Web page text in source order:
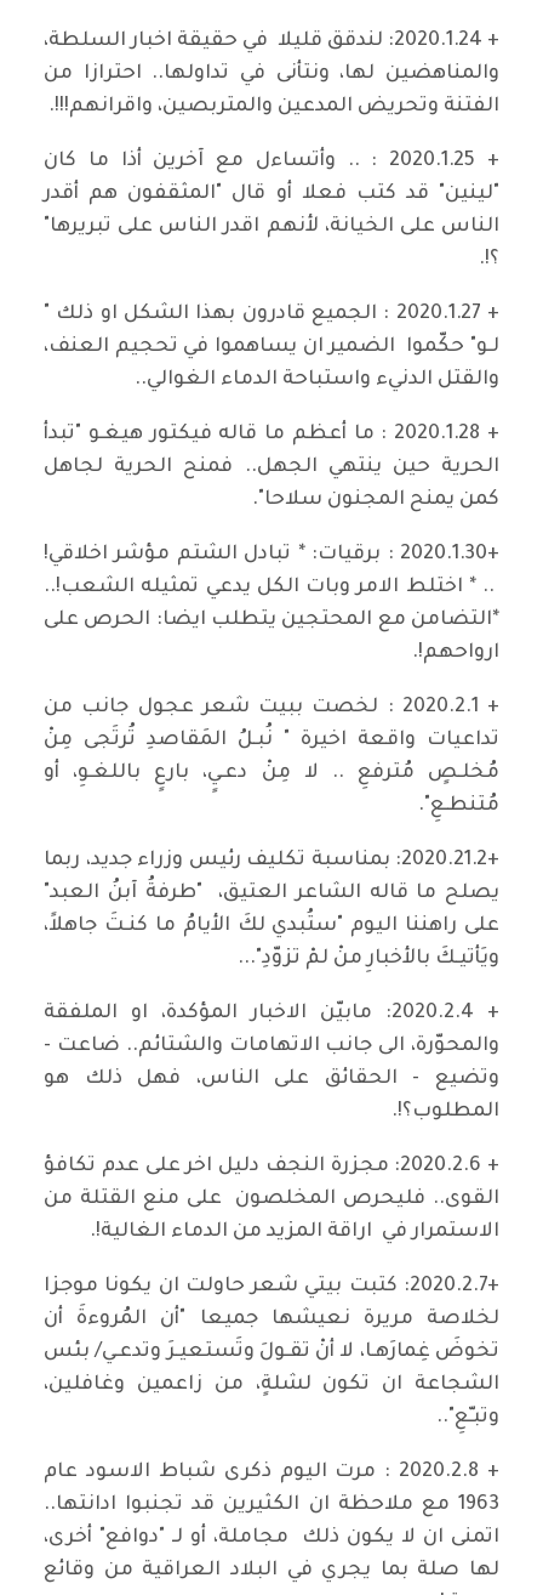
+ 2020.1.24: لندقق قليلا في حقيقة اخبار السلطة،
والمناهضين لها، ونتأنى في تداولها.. احترازا من
الفتنة وتحريض المدعين والمتربصين، واقرانهم!!!.
+ 2020.1.25 : .. وأتساءل مع آخرين أذا ما كان
"لينين" قد كتب فعلا أو قال "المثقفون هم أقدر
الناس على الخيانة، لأنهم اقدر الناس على تبريرها"
؟!.
+ 2020.1.27 : الجميع قادرون بهذا الشكل او ذلك "
لـو" حكّموا الضمير ان يساهموا في تحجيم العنف،
والقتل الدنيء واستباحة الدماء الغوالي..
+ 2020.1.28 : ما أعظم ما قاله فيكتور هيغـو "تبدأ
الحرية حين ينتهي الجهل.. فمنح الحرية لجاهل
كمن يمنح المجنون سلاحا".
+2020.1.30 : برقيات: * تبادل الشتم مؤشر اخلاقي!
.. * اختلط الامر وبات الكل يدعي تمثيله الشعب!..
*التضامن مع المحتجين يتطلب ايضا: الحرص على
ارواحهم!.
+ 2020.2.1 : لخصت ببيت شعر عجول جانب من
تداعيات واقعة اخيرة " نُبـلُ المَقاصدِ تُرتَجى مِنْ
مُخلـصٍ مُترفعِ .. لا مِنْ دعـيٍ، بارعٍ باللغـوِ، أو
مُتنطـعِ".
+2020.21.2: بمناسبة تكليف رئيس وزراء جديد، ربما
يصلح ما قاله الشاعر العتيق، "طرفةُ آبنُ العبد"
على راهننا اليوم "ستُبدي لكَ الأيامُ ما كنـتَ جاهلاً،
ويَأتيـكَ بالأخبارِ منْ لمْ تزوّدِ"...
+ 2020.2.4: مابيّن الاخبار المؤكدة، او الملفقة
والمحوّرة، الى جانب الاتهامات والشتائم.. ضاعت -
وتضيع - الحقائق على الناس، فهل ذلك هو
المطلوب؟!.
+ 2020.2.6: مجزرة النجف دليل اخر على عدم تكافؤ
القوى.. فليحرص المخلصون على منع القتلة من
الاستمرار في اراقة المزيد من الدماء الغالية!.
+2020.2.7: كتبت بيتي شعر حاولت ان يكونا موجزا
لخلاصة مريرة نعيشها جميعا "أن المُروءةَ أن
تخوضَ غِمارَهـا، لا أنْ تقـولَ وتَستعيـرَ وتدعـي/ بئس
الشجاعة ان تكون لشلةٍ، من زاعمين وغافلين،
وتبـّعِ"..
+ 2020.2.8 : مرت اليوم ذكرى شباط الاسود عام
1963 مع ملاحظة ان الكثيرين قد تجنبوا ادانتها..
اتمنى ان لا يكون ذلك مجاملة، أو لـ "دوافع" أخرى،
لها صلة بما يجري في البلاد العراقية من وقائع